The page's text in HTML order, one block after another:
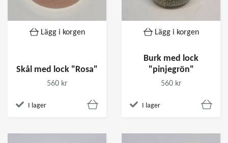
Lägg i korgen
Skål med lock "Rosa"
560 kr
I lager
Lägg i korgen
Burk med lock
"pinjegrön"
560 kr
I lager